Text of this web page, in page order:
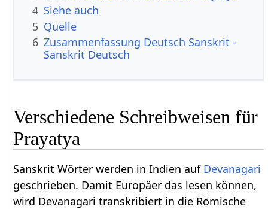
4 Siehe auch
5 Quelle
6 Zusammenfassung Deutsch Sanskrit -
Sanskrit Deutsch
Verschiedene Schreibweisen für
Prayatya
Sanskrit Wörter werden in Indien auf Devanagari
geschrieben. Damit Europäer das lesen können,
wird Devanagari transkribiert in die Römische